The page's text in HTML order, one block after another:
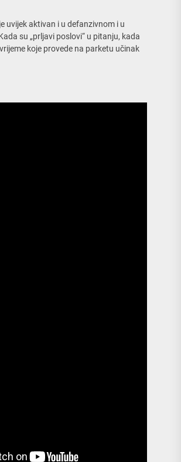
uvijek aktivan i u defanzivnom i u
su „prljavi poslovi“ u pitanju, kada
koje provede na parketu učinak